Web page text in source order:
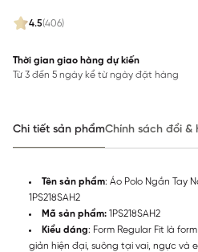
4.5(406)
Thời gian giao hàng dự kiến
Từ 3 đến 5 ngày kể từ ngày đặt hàng
Chi tiết sản phẩmChính sách đổi &
Tên sản phẩm: Áo Polo Ngắn Tay
1PS218SAH2
Mã sản phẩm: 1PS218SAH2
Kiểu dáng: Form Regular Fit là
giản hiện đại, suông tại vai, ngực và